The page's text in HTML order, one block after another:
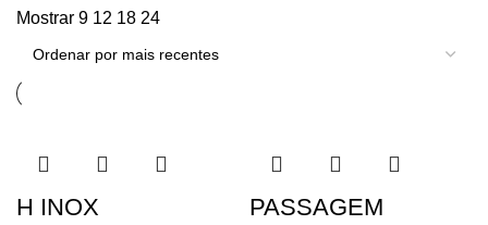
Mostrar 9 12 18 24
H INOX
PASSAGEM